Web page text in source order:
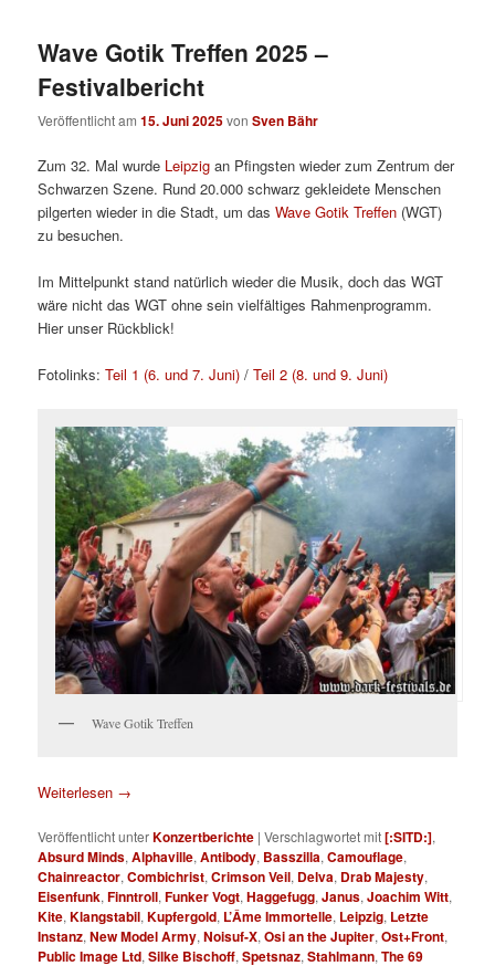
Wave Gotik Treffen 2025 –
Festivalbericht
Veröffentlicht am15. Juni 2025vonSven Bähr
Zum 32. Mal wurde Leipzig an Pfingsten wieder zum Zentrum der
Schwarzen Szene. Rund 20.000 schwarz gekleidete Menschen
pilgerten wieder in die Stadt, um dasWave Gotik Treffen (WGT)
zu besuchen.
Im Mittelpunkt stand natürlich wieder die Musik, doch das WGT
wäre nicht das WGT ohne sein vielfältiges Rahmenprogramm.
Hier unser Rückblick!
Fotolinks:Teil 1 (6. und 7. Juni) /Teil 2 (8. und 9. Juni)
Wave Gotik Treffen
Weiterlesen →
Veröffentlicht unterKonzertberichte |Verschlagwortet mit[:SITD:],
Absurd Minds,Alphaville,Antibody, Basszilla,Camouflage,
Chainreactor,Combichrist,Crimson Veil, Delva, Drab Majesty,
Eisenfunk,Finntroll,Funker Vogt,Haggefugg,Janus,Joachim Witt,
Kite,Klangstabil,Kupfergold, L’Âme Immortelle, Leipzig, Letzte
Instanz,New Model Army,Noisuf-X,Osi an the Jupiter,Ost+Front,
Public Image Ltd,Silke Bischoff,Spetsnaz,Stahlmann,The 69